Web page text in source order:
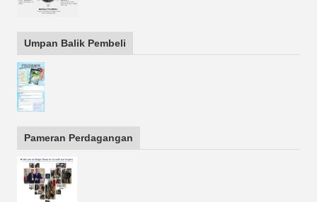
Umpan Balik Pembeli
Pameran Perdagangan